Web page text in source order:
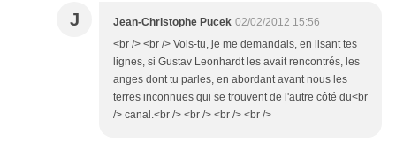
J Jean-Christophe Pucek 02/02/2012 15:56
<br /> <br /> Vois-tu, je me demandais, en lisant tes
lignes, si Gustav Leonhardt les avait rencontrés, les
anges dont tu parles, en abordant avant nous les
terres inconnues qui se trouvent de l'autre côté du<br
/> canal.<br /> <br /> <br /> <br />